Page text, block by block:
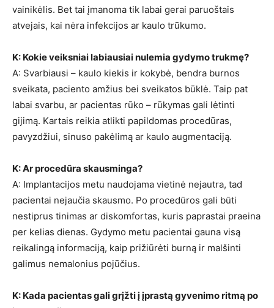
vainikėlis. Bet tai įmanoma tik labai gerai paruoštais
atvejais, kai nėra infekcijos ar kaulo trūkumo.
K: Kokie veiksniai labiausiai nulemia gydymo trukmę?
A: Svarbiausi – kaulo kiekis ir kokybė, bendra burnos
sveikata, paciento amžius bei sveikatos būklė. Taip pat
labai svarbu, ar pacientas rūko – rūkymas gali lėtinti
gijimą. Kartais reikia atlikti papildomas procedūras,
pavyzdžiui, sinuso pakėlimą ar kaulo augmentaciją.
K: Ar procedūra skausminga?
A: Implantacijos metu naudojama vietinė nejautra, tad
pacientai nejaučia skausmo. Po procedūros gali būti
nestiprus tinimas ar diskomfortas, kuris paprastai praeina
per kelias dienas. Gydymo metu pacientai gauna visą
reikalingą informaciją, kaip prižiūrėti burną ir malšinti
galimus nemalonius pojūčius.
K: Kada pacientas gali grįžti į įprastą gyvenimo ritmą po